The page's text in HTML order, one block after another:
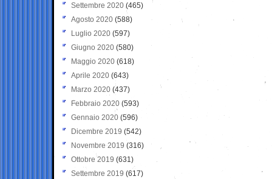
Settembre 2020(465)
Agosto 2020 (588)
Luglio 2020 (597)
Giugno 2020 (580)
Maggio 2020 (618)
Aprile 2020 (643)
Marzo 2020 (437)
Febbraio 2020 (593)
Gennaio 2020 (596)
Dicembre 2019 (542)
Novembre 2019 (316)
Ottobre 2019 (631)
Settembre 2019 (617)